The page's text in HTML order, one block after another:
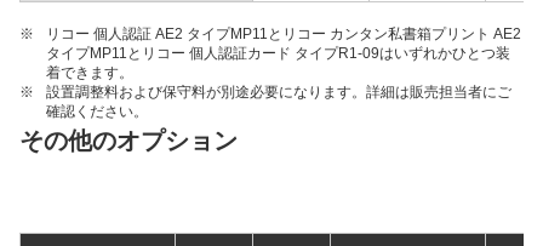
※
リコー 個人認証 AE2 タイプMP11とリコー カンタン私書箱プリント AE2
タイプMP11とリコー 個人認証カード タイプR1-09はいずれかひとつ装
着できます。
※
設置調整料および保守料が別途必要になります。詳細は販売担当者にご
確認ください。
その他のオプション